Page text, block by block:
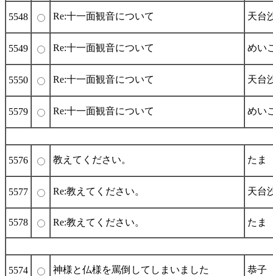
5548 Re:十一面観音について 天台
5549 Re:十一面観音について めい
5550 Re:十一面観音について 天台
5579 Re:十一面観音について めい
5576 教えてください。 たま
5577 Re:教えてください。 天台
5578 Re:教えてください。 たま
5574 神様と仏様を罵倒してしまいました 恭子